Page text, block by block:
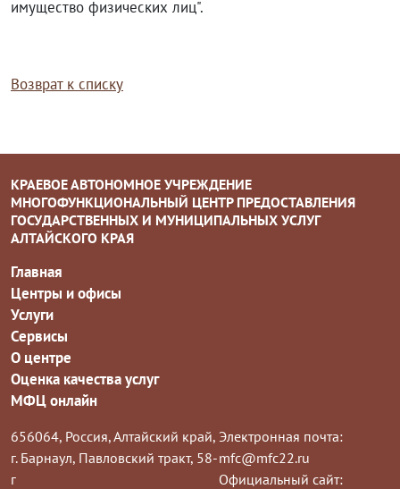
имущество физических лиц".
Возврат к списку
КРАЕВОЕ АВТОНОМНОЕ УЧРЕЖДЕНИЕ
МНОГОФУНКЦИОНАЛЬНЫЙ ЦЕНТР ПРЕДОСТАВЛЕНИЯ
ГОСУДАРСТВЕННЫХ И МУНИЦИПАЛЬНЫХ УСЛУГ
АЛТАЙСКОГО КРАЯ
Главная
Центры и офисы
Услуги
Сервисы
О центре
Оценка качества услуг
МФЦ онлайн
656064, Россия, Алтайский край,
г. Барнаул, Павловский тракт, 58-
г
Электронная почта:
mfc@mfc22.ru
Официальный сайт: